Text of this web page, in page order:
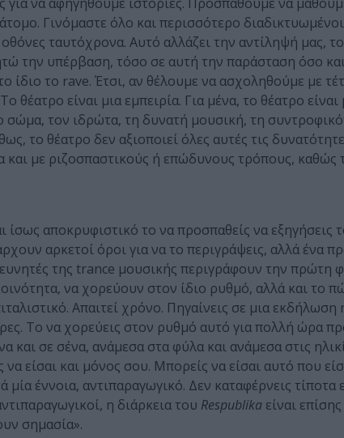
Γινόμαστε όλο και περισσότερο
ταυτόχρονα. Αυτό αλλάζει την αντίληψή μας,
την υπέρβαση, τόσο σε αυτή την παράσταση όσο
ίδιο το rave. Έτσι, αν θέλουμε να ασχοληθούμε με
θέατρο είναι μια εμπειρία. Για μένα, το θέατρο
σώμα, τον ιδρώτα, τη δυνατή μουσική, τη
το θέατρο δεν αξιοποιεί όλες αυτές τις
και με ριζοσπαστικούς ή επώδυνους τρόπους, καθώς
ίσως αποκρυφιστικό το να προσπαθείς να εξηγήσεις
αρκετοί όροι για να το περιγράψεις, αλλά ένα
της trance μουσικής περιγράφουν την πρώτη
να χορεύουν στον ίδιο ρυθμό, αλλά και το
Απαιτεί χρόνο. Πηγαίνεις σε μια
Tο να χορεύεις στον ρυθμό αυτό για πολλή ώρα
σε σένα, ανάμεσα στα φύλα και ανάμεσα στις
είσαι και μόνος σου. Μπορείς να είσαι αυτό που
μία έννοια, αντιπαραγωγικό. Δεν καταφέρνεις
η διάρκεια του Respublika είναι
σημασία».